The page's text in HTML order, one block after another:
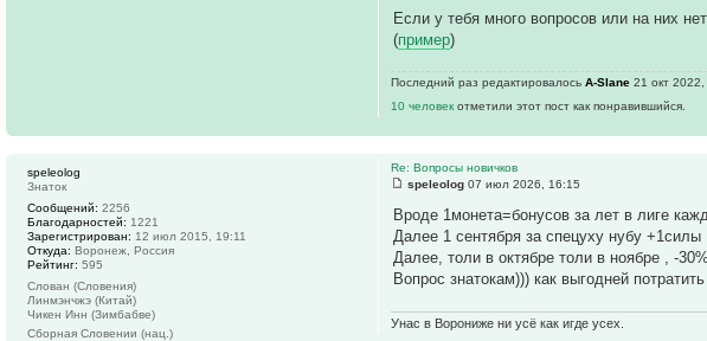
Если у тебя много вопросов или на них
(пример)
Последний раз редактировалосьA-Slane 21 окт 2022,
10 человекотметили этот пост как понравившийся.
Re: Вопросы новичков
speleolog 07 июл 2026, 16:15
Вроде 1монета=бонусов за лет в лиге
Далее 1 сентября за спецуху нубу +1силы
Далее, толи в октябре толи в ноябре , -
Вопрос знатокам))) как выгодней
Унас в Ворониже ни усё как игде усех.
speleolog
Знаток
Сообщений: 2256
Благодарностей: 1221
Зарегистрирован: 12 июл 2015, 19:11
Откуда: Воронеж, Россия
Рейтинг: 595
Слован (Словения)
Линмэнчжэ (Китай)
Чикен Инн (Зимбабве)
Сборная Словении (нац.)